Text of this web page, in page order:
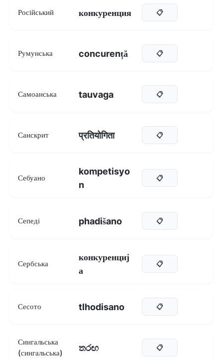
Російський конкуренция 📋
Румунська concurență 📋
Самоанська tauvaga 📋
Санскрит प्रतियोगिता 📋
Себуано
kompetisyo
n
📋
Сепеді phadišano 📋
Сербська
конкуренциј
а
📋
Сесото tlhodisano 📋
Сингальська
(сингальська)
තරඟ 📋